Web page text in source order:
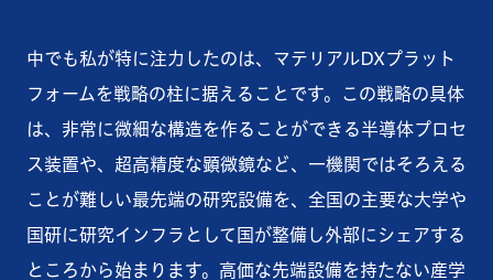
中でも私が特に注力したのは、マテリアルDXプラット
フォームを戦略の柱に据えることです。この戦略の具体
は、非常に微細な構造を作ることができる半導体プロセ
ス装置や、超高精度な顕微鏡など、一機関ではそろえる
ことが難しい最先端の研究設備を、全国の主要な大学や
国研に研究インフラとして国が整備し外部にシェアする
ところから始まります。高価な先端設備を持たない産学